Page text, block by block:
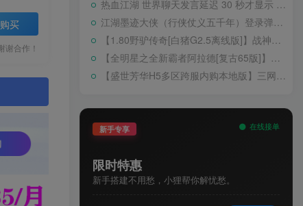
买
合作！
热血江湖 世界聊天发言延迟 30 秒才显示 BUG 修复教程
江湖墨迹大侠（行侠仗义五千年）登录弹出 WELCOME 提示无法进游戏修复教程
【1.80野驴传奇[白猪G2.5离线版]】战神引擎WIN服务端+GM工具+充值后台+安卓+架设教程
【全明星之全新霸者阿拉德[复古65版]】横版闯关手游Linux服务端+配套表+WEB管理后台+GM授权后台+双端+架设教程
【盛世芳华H5多区跨服内购本地版】三网H5宫斗养成游戏Linux手工服务端+CDK授权后台+安卓+架设教程
新手专享 在线接单
限时特惠
新手搭建不用愁，小狸帮你解忧愁。